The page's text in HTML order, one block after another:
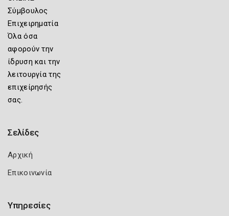
Σύμβουλος
Επιχειρηματία
Όλα όσα
αφορούν την
ίδρυση και την
λειτουργία της
επιχείρησής
σας.
Σελίδες
Αρχική
Επικοινωνία
Υπηρεσίες